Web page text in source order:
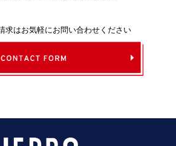
求はお気軽にお問い合わせください